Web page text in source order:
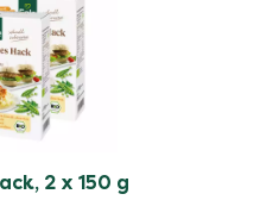
2 x 150 g